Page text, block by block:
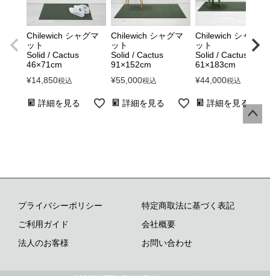
Chilewich シャグマ
ット
Solid / Cactus
46×71cm
¥14,850税込
詳細を見る
Chilewich シャグマ
ット
Solid / Cactus
91×152cm
¥55,000税込
詳細を見る
Chilewich シャグマ
ット
Solid / Cactus
61×183cm
¥44,000税込
詳細を見る
プライバシーポリシー
特定商取法に基づく表記
ご利用ガイド
会社概要
法人のお客様
お問い合わせ